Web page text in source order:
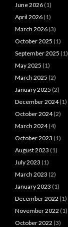
June 2026 (1)
April 2026 (1)
March 2026 (3)
October 2025 (1)
September 2025 (1)
May 2025 (1)
March 2025 (2)
January 2025 (2)
December 2024(1)
October 2024(2)
March 2024(4)
October 2023 (1)
August 2023 (1)
July 2023 (1)
March 2023 (2)
January 2023 (1)
December 2022 (1)
November 2022 (1)
October 2022 (3)